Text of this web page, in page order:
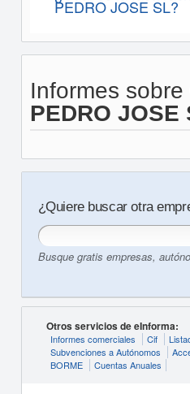
PEDRO JOSE SL?
Informes sobre
PEDRO JOSE
¿Quiere buscar otra
Busque gratis empresas,
Otros servicios de eInforma:
Informes comerciales Cif
Subvenciones a Autónomos
BORME
Cuentas Anuales